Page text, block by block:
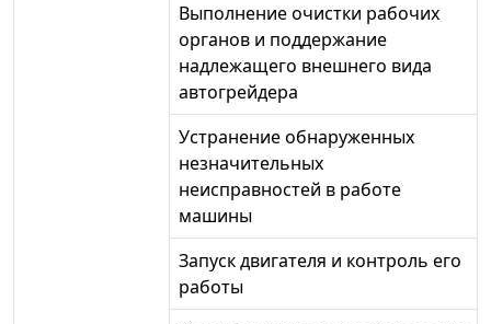
Выполнение очистки рабочих
органов и поддержание
надлежащего внешнего вида
автогрейдера
Устранение обнаруженных
незначительных
неисправностей в работе
машины
Запуск двигателя и контроль его
работы